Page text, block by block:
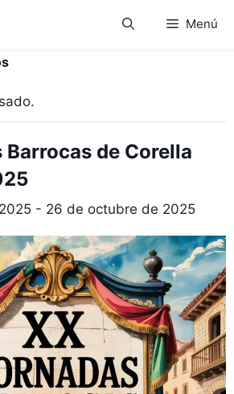
Menú
Barrocas de Corella
- 26 de octubre de 2025